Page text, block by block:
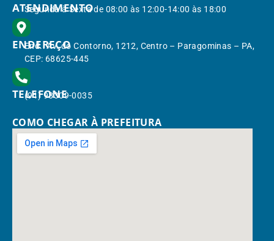
ATENDIMENTO
Segunda à Sexta de 08:00 às 12:00-14:00 às 18:00
ENDEREÇO
End.: Av. do Contorno, 1212, Centro – Paragominas – PA,
CEP: 68625-445
TELEFONE
(91) 98309-0035
COMO CHEGAR À PREFEITURA